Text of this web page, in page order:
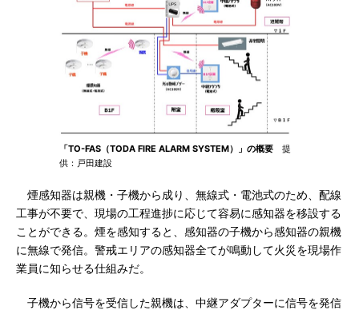
「TO-FAS（TODA FIRE ALARM SYSTEM）」の概要 提
供：戸田建設
煙感知器は親機・子機から成り、無線式・電池式のため、配線
工事が不要で、現場の工程進捗に応じて容易に感知器を移設する
ことができる。煙を感知すると、感知器の子機から感知器の親機
に無線で発信。警戒エリアの感知器全てが鳴動して火災を現場作
業員に知らせる仕組みだ。
子機から信号を受信した親機は、中継アダプターに信号を発信